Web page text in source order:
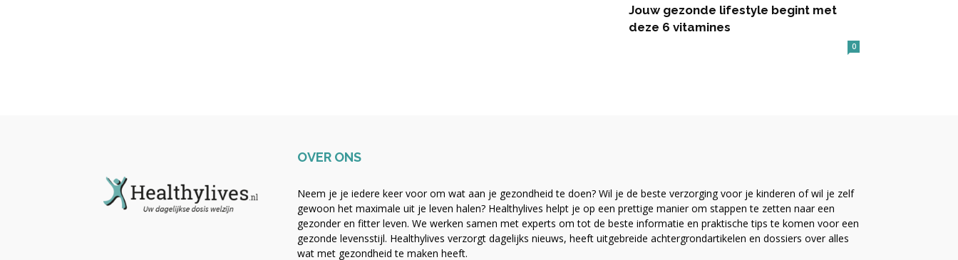
Jouw gezonde lifestyle begint met
deze 6 vitamines
0
OVER ONS
Neem je je iedere keer voor om wat aan je gezondheid te doen? Wil je de beste verzorging voor je kinderen of wil je zelf
gewoon het maximale uit je leven halen? Healthylives helpt je op een prettige manier om stappen te zetten naar een
gezonder en fitter leven. We werken samen met experts om tot de beste informatie en praktische tips te komen voor een
gezonde levensstijl. Healthylives verzorgt dagelijks nieuws, heeft uitgebreide achtergrondartikelen en dossiers over alles
wat met gezondheid te maken heeft.